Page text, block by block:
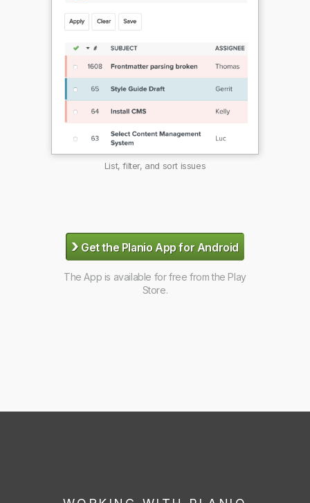
List, filter, and sort issues
›Get the Planio App for Android
The App is available for free from the Play
Store.